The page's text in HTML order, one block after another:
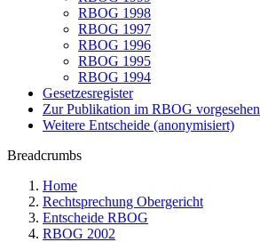
RBOG 1998
RBOG 1997
RBOG 1996
RBOG 1995
RBOG 1994
Gesetzesregister
Zur Publikation im RBOG vorgesehen
Weitere Entscheide (anonymisiert)
Breadcrumbs
Home
Rechtsprechung Obergericht
Entscheide RBOG
RBOG 2002